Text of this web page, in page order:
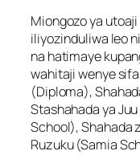
Miongozo ya
iliyozinduliwa leo
na hatimaye
wahitaji wenye
(Diploma),
Stashahada ya
School), Shahada
Ruzuku (Samia